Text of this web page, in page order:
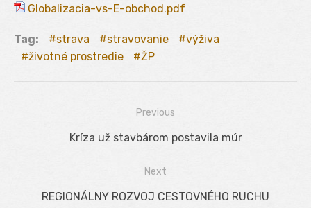
Globalizacia-vs-E-obchod.pdf
Tag: strava stravovanie
výživa
životné prostredie
ŽP
Navigácia
Previous
Previous
Kríza už stavbárom postavila múr
Next
NextREGIONÁLNY ROZVOJ CESTOVNÉHO RUCHU